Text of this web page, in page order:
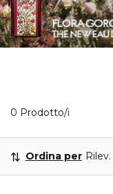
0 Prodotto/i
Ordina per